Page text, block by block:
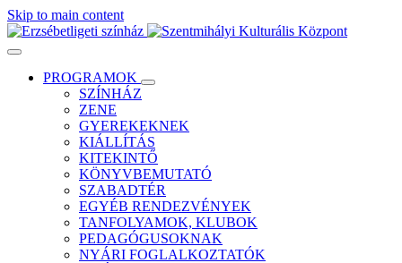
Skip to main content
PROGRAMOK
SZÍNHÁZ
ZENE
GYEREKEKNEK
KIÁLLÍTÁS
KITEKINTŐ
KÖNYVBEMUTATÓ
SZABADTÉR
EGYÉB RENDEZVÉNYEK
TANFOLYAMOK, KLUBOK
PEDAGÓGUSOKNAK
NYÁRI FOGLALKOZTATÓK